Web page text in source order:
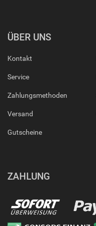
ÜBER UNS
Kontakt
Service
Zahlungsmethoden
Versand
Gutscheine
ZAHLUNG